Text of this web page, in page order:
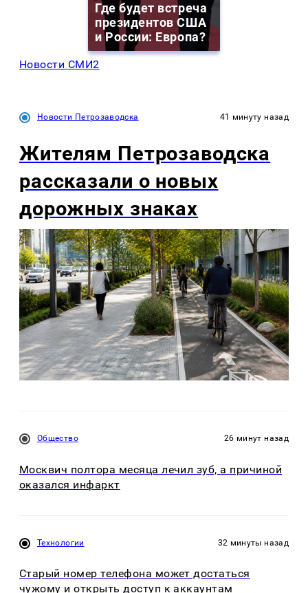
Где будет встреча
президентов США
и России: Европа?
Новости СМИ2
Новости Петрозаводска 41 минуту назад
Жителям Петрозаводска
рассказали о новых
дорожных знаках
Общество 26 минут назад
Москвич полтора месяца лечил зуб, а причиной
оказался инфаркт
Технологии 32 минуты назад
Старый номер телефона может достаться
чужому и открыть доступ к аккаунтам